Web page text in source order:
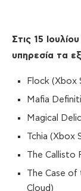
Στις 15
υπηρεσία τα
Flock (Xbox
Mafia
Magical
Tchia (Xbox
The Callisto
The Case of
Cloud)